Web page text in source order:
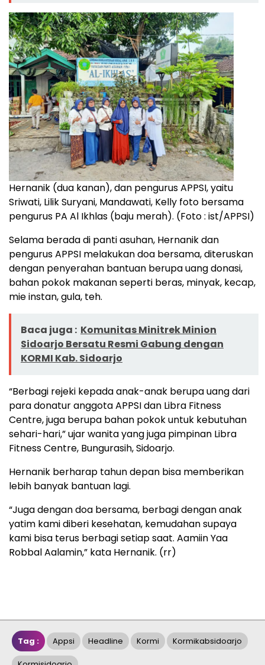
Hernanik (dua kanan), dan pengurus APPSI, yaitu
Sriwati, Lilik Suryani, Mandawati, Kelly foto bersama
pengurus PA Al Ikhlas (baju merah). (Foto : ist/APPSI)
Selama berada di panti asuhan, Hernanik dan
pengurus APPSI melakukan doa bersama, diteruskan
dengan penyerahan bantuan berupa uang donasi,
bahan pokok makanan seperti beras, minyak, kecap,
mie instan, gula, teh.
Baca juga : Komunitas Minitrek Minion
Sidoarjo Bersatu Resmi Gabung dengan
KORMI Kab. Sidoarjo
“Berbagi rejeki kepada anak-anak berupa uang dari
para donatur anggota APPSI dan Libra Fitness
Centre, juga berupa bahan pokok untuk kebutuhan
sehari-hari,” ujar wanita yang juga pimpinan Libra
Fitness Centre, Bungurasih, Sidoarjo.
Hernanik berharap tahun depan bisa memberikan
lebih banyak bantuan lagi.
“Juga dengan doa bersama, berbagi dengan anak
yatim kami diberi kesehatan, kemudahan supaya
kami bisa terus berbagi setiap saat. Aamiin Yaa
Robbal Aalamin,” kata Hernanik. (rr)
Tag : Appsi Headline Kormi Kormikabsidoarjo